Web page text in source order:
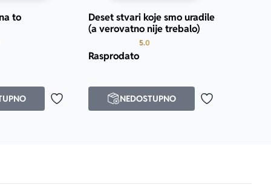
to
Dodaj u omiljene
Deset stvari koje smo uradile
(a verovatno nije trebalo)
5.0
Rasprodato
Dodaj u
NEDOSTUPNO